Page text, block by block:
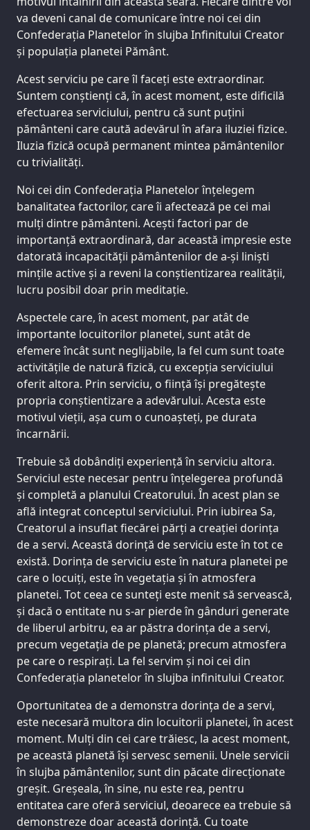
va deveni canal de comunicare între noi cei din
Confederația Planetelor în slujba Infinitului Creator
și populația planetei Pământ.
Acest serviciu pe care îl faceți este extraordinar.
Suntem conștienți că, în acest moment, este dificilă
efectuarea serviciului, pentru că sunt puțini
pământeni care caută adevărul în afara iluziei fizice.
Iluzia fizică ocupă permanent mintea pământenilor
cu trivialități.
Noi cei din Confederația Planetelor înțelegem
banalitatea factorilor, care îi afectează pe cei mai
mulți dintre pământeni. Acești factori par de
importanță extraordinară, dar această impresie este
datorată incapacității pământenilor de a-și liniști
mințile active și a reveni la conștientizarea realității,
lucru posibil doar prin meditație.
Aspectele care, în acest moment, par atât de
importante locuitorilor planetei, sunt atât de
efemere încât sunt neglijabile, la fel cum sunt toate
activitățile de natură fizică, cu excepția serviciului
oferit altora. Prin serviciu, o ființă își pregătește
propria conștientizare a adevărului. Acesta este
motivul vieții, așa cum o cunoașteți, pe durata
încarnării.
Trebuie să dobândiți experiență în serviciu altora.
Serviciul este necesar pentru înțelegerea profundă
și completă a planului Creatorului. În acest plan se
află integrat conceptul serviciului. Prin iubirea Sa,
Creatorul a insuflat fiecărei părți a creației dorința
de a servi. Această dorință de serviciu este în tot ce
există. Dorința de serviciu este în natura planetei pe
care o locuiți, este în vegetația și în atmosfera
planetei. Tot ceea ce sunteți este menit să servească,
și dacă o entitate nu s-ar pierde în gânduri generate
de liberul arbitru, ea ar păstra dorința de a servi,
precum vegetația de pe planetă; precum atmosfera
pe care o respirați. La fel servim și noi cei din
Confederația planetelor în slujba infinitului Creator.
Oportunitatea de a demonstra dorința de a servi,
este necesară multora din locuitorii planetei, în acest
moment. Mulți din cei care trăiesc, la acest moment,
pe această planetă își servesc semenii. Unele servicii
în slujba pământenilor, sunt din păcate direcționate
greșit. Greșeala, în sine, nu este rea, pentru
entitatea care oferă serviciul, deoarece ea trebuie să
demonstreze doar această dorință. Cu toate